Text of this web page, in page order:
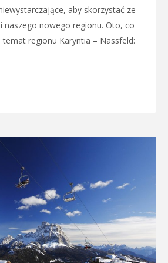
aby skorzystać ze
naszego nowego regionu. Oto, co
regionu Karyntia – Nassfeld: